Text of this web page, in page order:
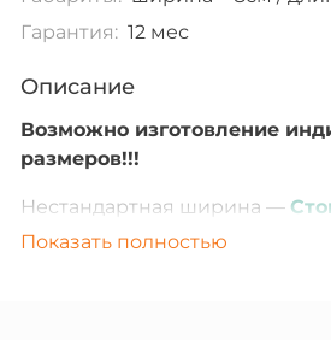
Гарантия: 12 мес
Описание
Возможно изготовление
размеров!!!
Нестандартная ширина —
составляет стоимость
Показать полностью